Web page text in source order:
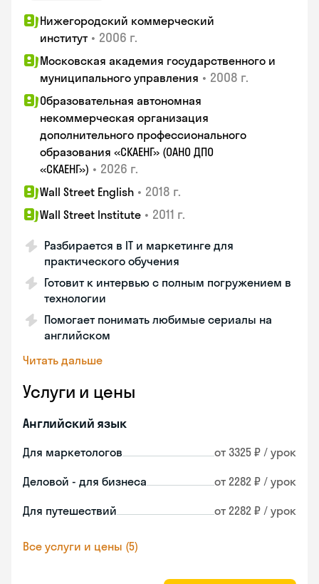
Нижегородский коммерческий
институт • 2006 г.
Московская академия государственного и
муниципального управления • 2008 г.
Образовательная автономная
некоммерческая организация
дополнительного профессионального
образования «СКАЕНГ» (ОАНО ДПО
«СКАЕНГ») • 2026 г.
Wall Street English • 2018 г.
Wall Street Institute • 2011 г.
Разбирается в IT и маркетинге для
практического обучения
Готовит к интервью с полным погружением в
технологии
Помогает понимать любимые сериалы на
английском
Читать дальше
Услуги и цены
Английский язык
Для маркетологов от 3325 ₽ / урок
Деловой - для бизнеса от 2282 ₽ / урок
Для путешествий от 2282 ₽ / урок
Все услуги и цены (5)